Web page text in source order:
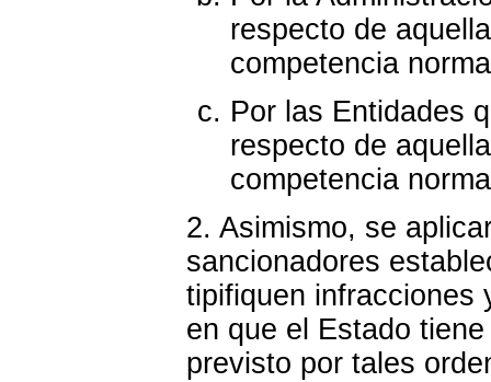
respecto de
competencia
Por las Entidades
respecto de
competencia
2. Asimismo, se
sancionadores
tipifiquen infracciones
en que el Estado
previsto por tales